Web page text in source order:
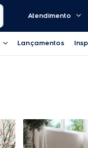
Atendimento
Lançamentos